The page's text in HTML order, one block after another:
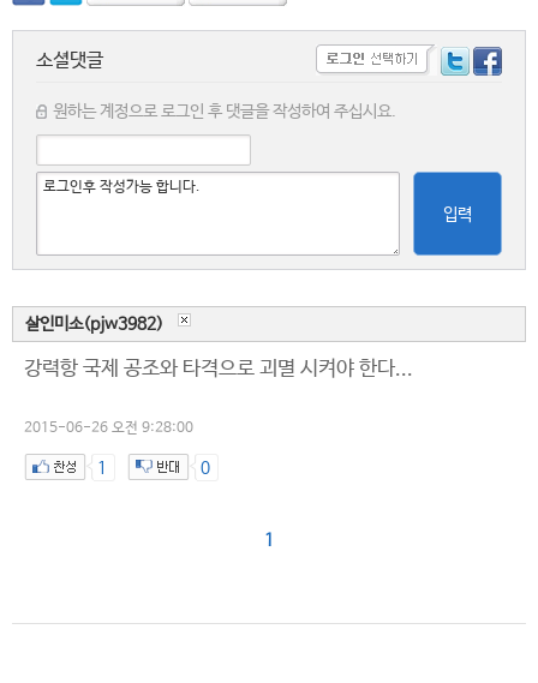
소셜댓글
원하는 계정으로 로그인 후 댓글을 작성하여 주십시요.
입력
살인미소(pjw3982)
강력항 국제 공조와 타격으로 괴멸 시켜야 한다...
2015-06-26 오전 9:28:00
1 0
1